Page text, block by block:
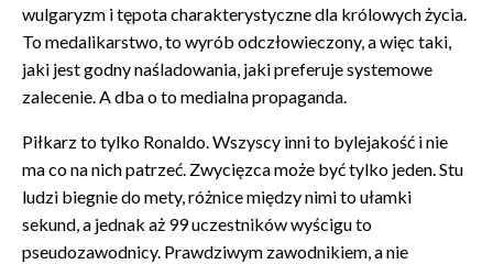
wulgaryzm i tępota charakterystyczne dla królowych życia.
To medalikarstwo, to wyrób odczłowieczony, a więc taki,
jaki jest godny naśladowania, jaki preferuje systemowe
zalecenie. A dba o to medialna propaganda.
Piłkarz to tylko Ronaldo. Wszyscy inni to bylejakość i nie
ma co na nich patrzeć. Zwycięzca może być tylko jeden. Stu
ludzi biegnie do mety, różnice między nimi to ułamki
sekund, a jednak aż 99 uczestników wyścigu to
pseudozawodnicy. Prawdziwym zawodnikiem, a nie